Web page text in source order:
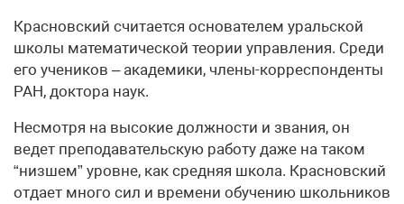
Красновский считается основателем уральской
школы математической теории управления. Среди
его учеников – академики, члены-корреспонденты
РАН, доктора наук.
Несмотря на высокие должности и звания, он
ведет преподавательскую работу даже на таком
“низшем” уровне, как средняя школа. Красновский
отдает много сил и времени обучению школьников